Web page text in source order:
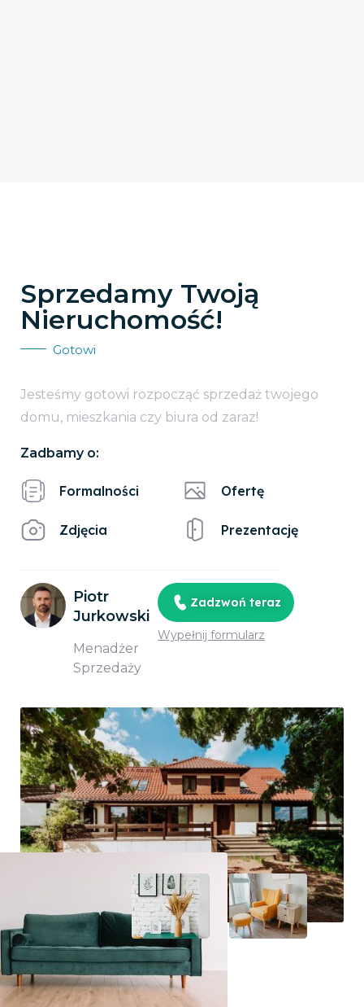
Sprzedamy Twoją
Nieruchomość!
Gotowi
Jesteśmy gotowi rozpocząć sprzedaż twojego
domu, mieszkania czy biura od zaraz!
Zadbamy o:
Formalności
Zdjęcia
Ofertę
Prezentację
Piotr
Jurkowski
Menadżer
Sprzedaży
Zadzwoń teraz
Wypełnij formularz